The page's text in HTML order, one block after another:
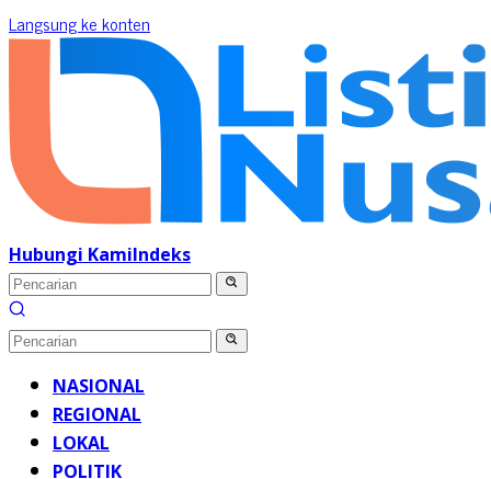
Langsung ke konten
Hubungi KamiIndeks
NASIONAL
REGIONAL
LOKAL
POLITIK